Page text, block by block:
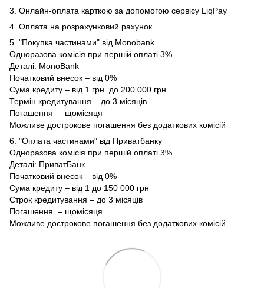
3. Онлайн-оплата карткою за допомогою сервісу LiqPay
4. Оплата на розрахунковий рахунок
5. "Покупка частинами" від Monobank
Одноразова комісія при першій оплаті 3%
Деталі: MonoBank
Початковий внесок – від 0%
Сума кредиту – від 1 грн. до 200 000 грн.
Термін кредитування – до 3 місяців
Погашення – щомісяця
Можливе дострокове погашення без додаткових комісій
6. "Оплата частинами" від Приватбанку
Одноразова комісія при першій оплаті 3%
Деталі: ПриватБанк
Початковий внесок – від 0%
Сума кредиту – від 1 до 150 000 грн
Строк кредитування – до 3 місяців
Погашення – щомісяця
Можливе дострокове погашення без додаткових комісій